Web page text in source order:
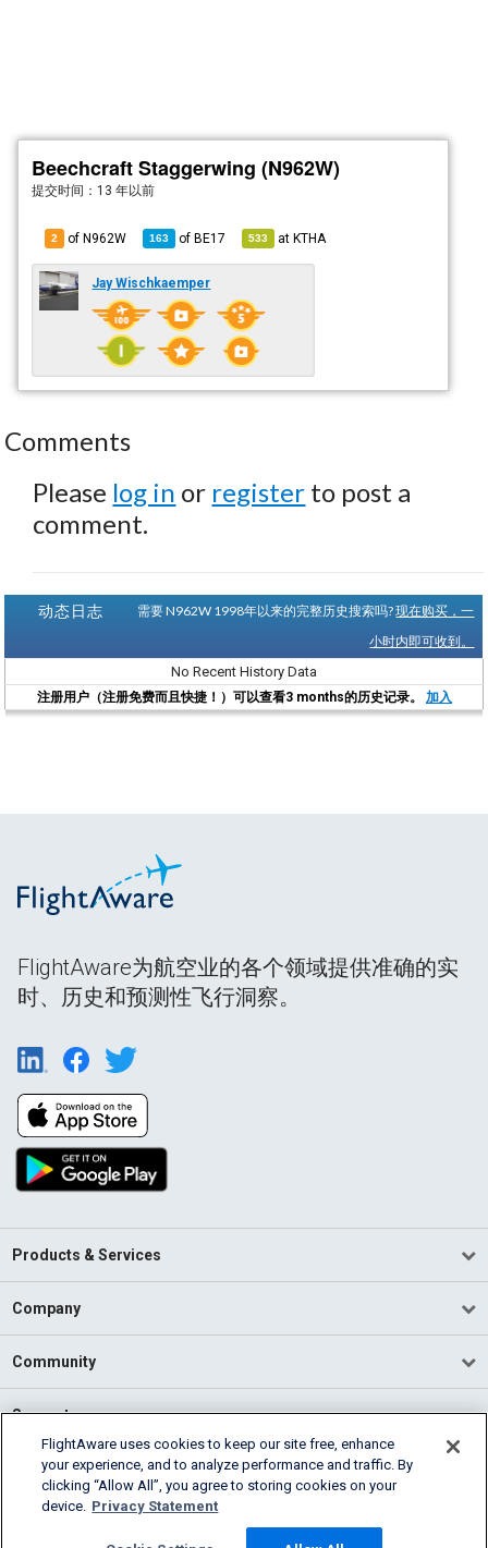
Beechcraft Staggerwing (N962W)
提交时间： 13 年以前
2 of N962W 163 ofBE17 533 atKTHA
Jay Wischkaemper
Comments
Please log in or register to post a
comment.
动态日志 需要 N962W 1998年以来的完整历史搜索吗?现在购买，一
小时内即可收到。
No Recent History Data
注册用户（注册免费而且快捷！）可以查看3 months的历史记录。 加入
FlightAware为航空业的各个领域提供准确的实
时、历史和预测性飞行洞察。
Products & Services
Company
Community
Support
English (USA)
2026 FlightAware
Cookie Settings
FlightAware uses cookies to keep our site free, enhance
your experience, and to analyze performance and traffic. By
clicking “Allow All”, you agree to storing cookies on your
device. Privacy Statement